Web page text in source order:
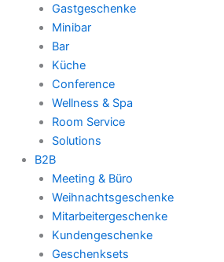
Gastgeschenke
Minibar
Bar
Küche
Conference
Wellness & Spa
Room Service
Solutions
B2B
Meeting & Büro
Weihnachtsgeschenke
Mitarbeitergeschenke
Kundengeschenke
Geschenksets